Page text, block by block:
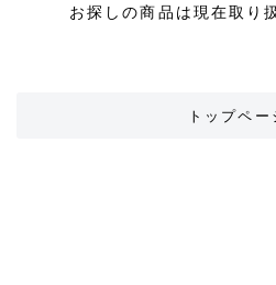
お探しの商品は現在取り
トップペー